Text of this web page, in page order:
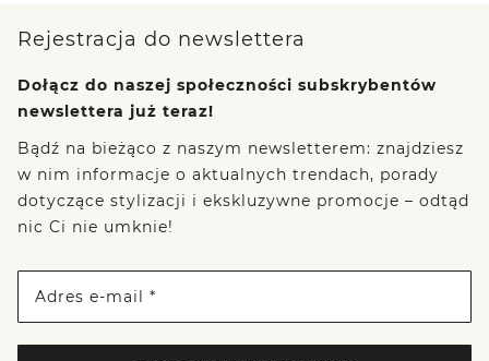
Rejestracja do newslettera
Dołącz do naszej społeczności subskrybentów
newslettera już teraz!
Bądź na bieżąco z naszym newsletterem: znajdziesz
w nim informacje o aktualnych trendach, porady
dotyczące stylizacji i ekskluzywne promocje – odtąd
nic Ci nie umknie!
Adres e-mail *